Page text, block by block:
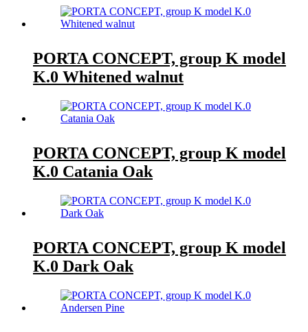
PORTA CONCEPT, group K model
K.0 Whitened walnut
PORTA CONCEPT, group K model
K.0 Catania Oak
PORTA CONCEPT, group K model
K.0 Dark Oak